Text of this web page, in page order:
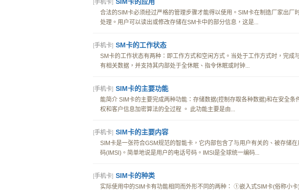
[手机卡]
合法的SIM卡必须经过严格的管理步骤才能得以使用。SIM卡在制造厂家出
处理。用户可以读出或修改存储在SM卡中的部分信息，这是...
[手机卡] SM卡的工作状态
SM卡的工作状态有两种：即工作方式和空闲方式。当处于工作方式时，完成
有相关数据，并支持其内部处于全休眠、指令休眠或时钟...
[手机卡] SIM卡的主要功能
能简介 SIM卡的主要完成两种功能：存储数据(控制存取各种数据)和在安全
权和客户信息加密算法的全过程 。 此功能主要是由...
[手机卡] SIM卡的主要内容
SIM卡是一张符合GSM规范的智能卡，它内部包含了与用户有关的、被存储
码(IMSl)。简单地说是用户的电话号码。IMSI是全球统一编码...
[手机卡] SIM卡的种类
实际使用中的SIM卡有功能相同而外形不同的两种： ①嵌入式SIM卡(俗称小